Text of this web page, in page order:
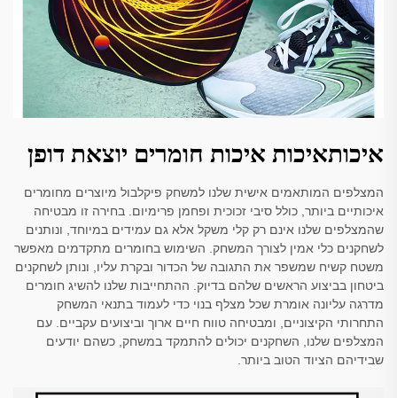
איכותאיכות איכות חומרים יוצאת דופן
המצלפים המותאמים אישית שלנו למשחק פיקלבול מיוצרים מחומרים
איכותיים ביותר, כולל סיבי זכוכית ופחמן פרימיום. בחירה זו מבטיחה
שהמצלפים שלנו אינם רק קלי משקל אלא גם עמידים במיוחד, ונותנים
לשחקנים כלי אמין לצורך המשחק. השימוש בחומרים מתקדמים מאפשר
משטח קשיח שמשפר את התגובה של הכדור ובקרת עליו, ונותן לשחקנים
ביטחון בביצוע הראשים שלהם בדיוק. ההתחייבות שלנו להשיג חומרים
מדרגה עליונה אומרת שכל מצלף בנוי כדי לעמוד בתנאי המשחק
התחרותי הקיצוניים, ומבטיחה טווח חיים ארוך וביצועים עקביים. עם
המצלפים שלנו, השחקנים יכולים להתמקד במשחק, כשהם יודעים
שבידיהם הציוד הטוב ביותר.